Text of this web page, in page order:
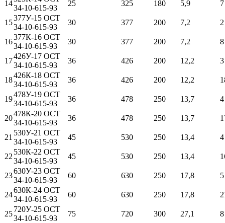
14
34-10-615-93
25 325 180 5,9
15
377У-15 ОСТ
34-10-615-93
30 377 200 7,2
16
377К-16 ОСТ
34-10-615-93
30 377 200 7,2
17
426У-17 ОСТ
34-10-615-93
36 426 200 12,2
18
426К-18 ОСТ
34-10-615-93
36 426 200 12,2
19
478У-19 ОСТ
34-10-615-93
36 478 250 13,7
20
478К-20 ОСТ
34-10-615-93
36 478 250 13,7
21
530У-21 ОСТ
34-10-615-93
45 530 250 13,4
22
530К-22 ОСТ
34-10-615-93
45 530 250 13,4
23
630У-23 ОСТ
34-10-615-93
60 630 250 17,8
24
630К-24 ОСТ
34-10-615-93
60 630 250 17,8
25
720У-25 ОСТ
34-10-615-93
75 720 300 27,1